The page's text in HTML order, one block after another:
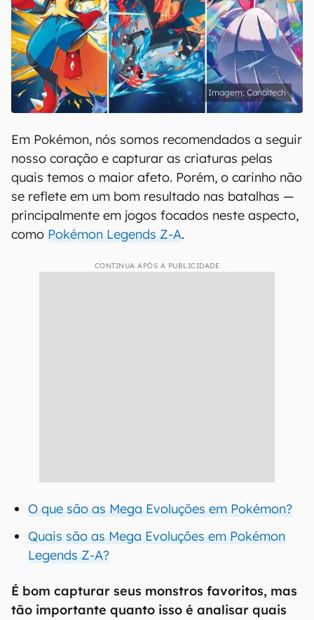
Canaltech
Em Pokémon, nós somos recomendados a seguir
nosso coração e capturar as criaturas pelas
quais temos o maior afeto. Porém, o carinho não
se reflete em um bom resultado nas batalhas —
principalmente em jogos focados neste aspecto,
como Pokémon Legends Z-A.
CONTINUA APÓS A PUBLICIDADE
O que são as Mega Evoluções em Pokémon?
Quais são as Mega Evoluções em Pokémon
Legends Z-A?
É bom capturar seus monstros favoritos, mas
tão importante quanto isso é analisar quais